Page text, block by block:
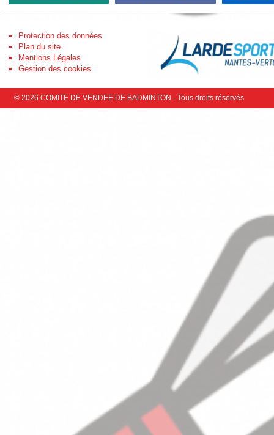
Protection des données
Plan du site
Mentions Légales
Gestion des cookies
Facebook
© 2026 COMITE DE VENDEE DE BADMINTON - Tous droits réservés